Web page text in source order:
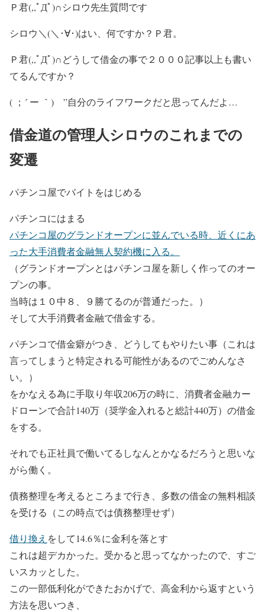
Ｐ君(,,ﾟДﾟ)∩シロウ先生質問です
シロウ＼(＼･∀･)はい、何ですか？Ｐ君。
Ｐ君(,,ﾟДﾟ)∩どうして借金の事で２０００記事以上も書い
てるんですか？
( ；´ ー ｀)ゝ”自分のライフワークだと思ってんだよ…
借金道の管理人シロウのこれまでの
変遷
パチンコ屋でバイトをはじめる
パチンコにはまる
パチンコ屋のグランドオープンに並んでいる時、近くにあ
った大手消費者金融無人契約機に入る。
（グランドオープンとはパチンコ屋を新しく作ってのオー
プンの事。
当時は１０中８、９勝てるのが普通だった。）
そして大手消費者金融で借金する。
パチンコで借金癖がつき 、どうしてもやりたい事（これは
言ってしまうと特定される可能性があるのでごめんなさ
い。）
をかなえる為に手取り年収206万の時に、消費者金融カー
ドローンで合計140万（奨学金入れると総計440万） の借金
をする。
それでも正社員で働いてるしなんとかなるだろう と思いな
がら働く。
債務整理を考えるところまで行き、 多数の借金の無料相談
を受ける （この時点では債務整理せず）
借り換え をして14.6％に金利を落とす
これは超デカかった。受かると思ってなかったので、すご
いスカッとした。
この一部低利化ができたおかげで、高金利から返すという
方法を思いつき、